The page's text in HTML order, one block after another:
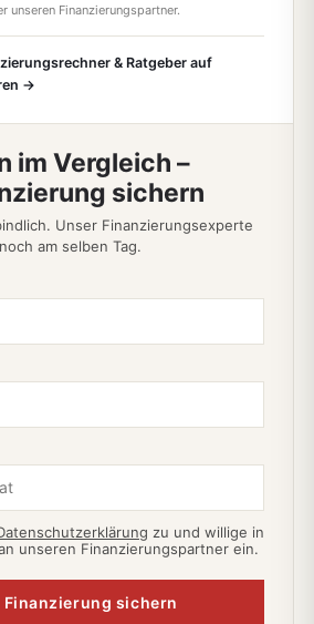
unseren Finanzierungspartner.
& Ratgeber auf
→
im Vergleich –
sichern
Unser Finanzierungsexperte
am selben Tag.
zu und willige in
unseren Finanzierungspartner ein.
Finanzierung sichern